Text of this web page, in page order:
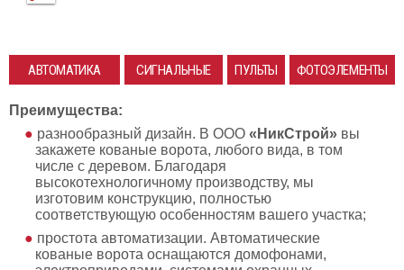
АВТОМАТИКА
СИГНАЛЬНЫЕ
ПУЛЬТЫ ФОТОЭЛЕМЕНТЫ
Преимущества:
разнообразный дизайн. В ООО «НикСтрой» вы
закажете кованые ворота, любого вида, в том
числе с деревом. Благодаря
высокотехнологичному производству, мы
изготовим конструкцию, полностью
соответствующую особенностям вашего участка;
простота автоматизации. Автоматические
кованые ворота оснащаются домофонами,